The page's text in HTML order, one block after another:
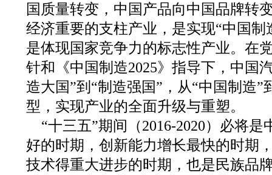
国质量转变，中国产品向中国品牌转
经济重要的支柱产业，是实现“中国制
是体现国家竞争力的标志性产业。在
针和《中国制造2025》指导下，中国
造大国”到“制造强国”，从“中国制造”
型，实现产业的全面升级与重塑。
“十三五”期间（2016-2020）必将
好的时期，创新能力增长最快的时期
技术得重大进步的时期，也是民族品